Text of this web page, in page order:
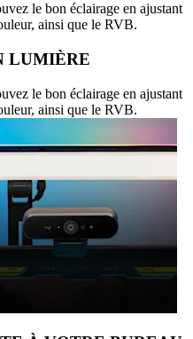
le bon éclairage en ajustant
ainsi que le RVB.
LUMIÈRE
le bon éclairage en ajustant
ainsi que le RVB.